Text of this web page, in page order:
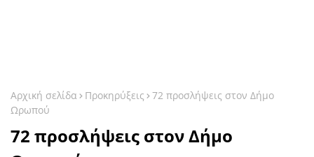
Αρχική σελίδα Προκηρύξεις
72 προσλήψεις στον Δήμο
Ωρωπού
72 προσλήψεις στον Δήμο